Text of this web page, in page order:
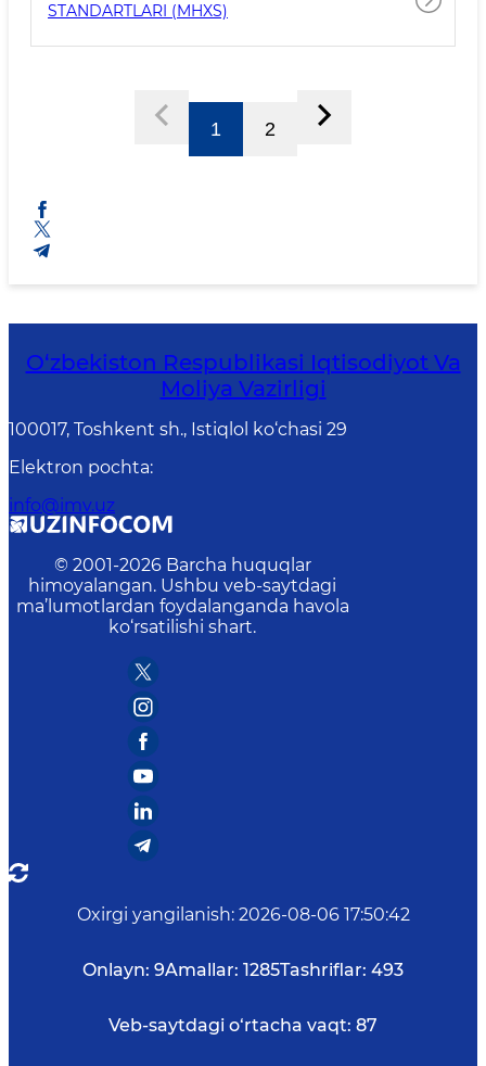
STANDARTLARI (MHXS)
1 2
O‘zbekiston Respublikasi Iqtisodiyot Va
Moliya Vazirligi
100017, Toshkent sh., Istiqlol ko‘chasi 29
Elektron pochta:
info@imv.uz
© 2001-2026 Barcha huquqlar
himoyalangan. Ushbu veb-saytdagi
ma’lumotlardan foydalanganda havola
ko‘rsatilishi shart.
Oxirgi yangilanish: 2026-08-06 17:50:42
Onlayn: 9Amallar: 1285Tashriflar: 493
Veb-saytdagi o‘rtacha vaqt: 87